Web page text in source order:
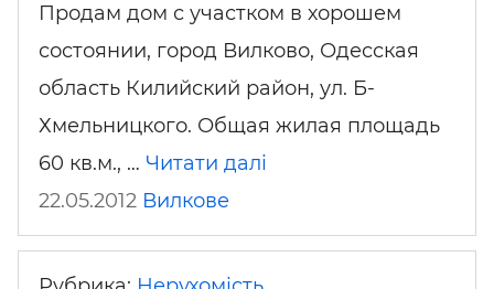
Продам дом с участком в хорошем
состоянии, город Вилково, Одесская
область Килийский район, ул. Б-
Хмельницкого. Общая жилая площадь
60 кв.м., … Читати далі
22.05.2012 Вилкове